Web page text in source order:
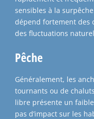
sensibles à la
dépend fortement des
des fluctuations
Pêche
Généralement, les
tournants ou de
libre présente un faible
pas d’impact sur les